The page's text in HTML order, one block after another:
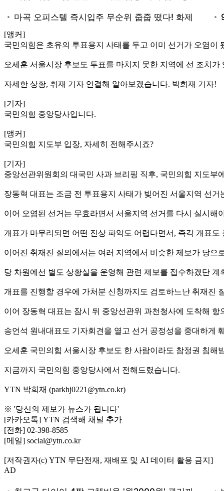
[앵커]
국민의힘은 초유의 투표용지 사태를 두고 이미 선거가 오염이
오세훈 서울시장 후보도 투표를 마치지 못한 지역에 선 조치
자세한 상황, 취재 기자 연결해 알아보겠습니다. 박희재 기자!
[기자]
국민의힘 중앙당사입니다.
[앵커]
국민의힘 지도부 입장, 자세히 전해주시죠?
[기자]
중앙선관위원회의 대국민 사과 브리핑 직후, 국민의힘 지도부
장동혁 대표는 조금 전 투표용지 사태가 빚어진 서울지역 선
이어 오염된 선거는 무효라면서 서울지역 선거를 다시 실시해
개표가 마무리되면 어떤 진상 파악도 어렵다면서, 즉각 개표
이어진 취재진 질의에서는 여러 지역에서 비슷한 제보가 당
당 차원에선 별도 상황실을 운영해 관련 제보를 접수하겠단 계
개표를 진행할 경우에 가처분 신청까지도 검토하느냔 취재진
이어 장동혁 대표는 잠시 뒤 중앙선관위 과천청사에 도착해 항
송언석 원내대표도 기자회견을 열고 선거 공정성을 중대하게
오세훈 국민의힘 서울시장 후보도 한 사람이라도 참정권 침
지금까지 국민의힘 중앙당사에서 전해드렸습니다.
YTN 박희재 (parkhj0221@ytn.co.kr)
※ '당신의 제보가 뉴스가 됩니다'
[카카오톡] YTN 검색해 채널 추가
[전화] 02-398-8585
[메일] social@ytn.co.kr
[저작권자(c) YTN 무단전재, 재배포 및 AI 데이터 활용 금지]
AD